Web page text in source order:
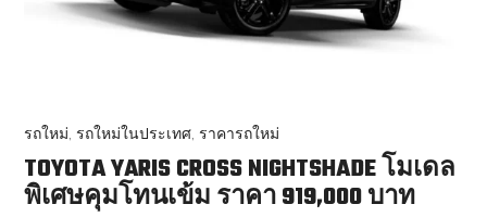
รถใหม่,รถใหม่ในประเทศ,ราคารถใหม่
TOYOTA YARIS CROSS NIGHTSHADE โมเดล
พิเศษคุมโทนเข้ม ราคา 919,000 บาท